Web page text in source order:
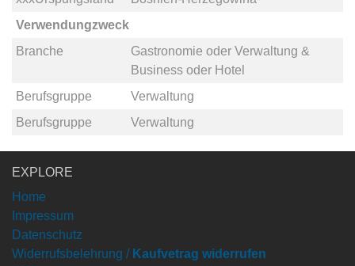
Verwendungzweck
Branche
Gastronomie oder Verwaltung &
Businessoder Hotel
Berufsgruppe
Verwaltung
Berufsgruppe
Verwaltung
EXPLORE
Home
Impressum
Datenschutz
Widerrufsbelehrung / Kaufvetrag widerrufen